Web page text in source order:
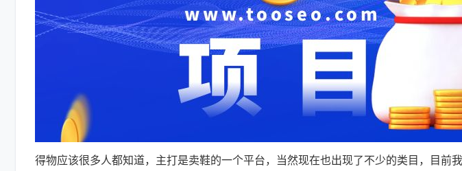
得物应该很多人都知道，主打是卖鞋的一个平台，当然现在也出现了不少的类目，目前